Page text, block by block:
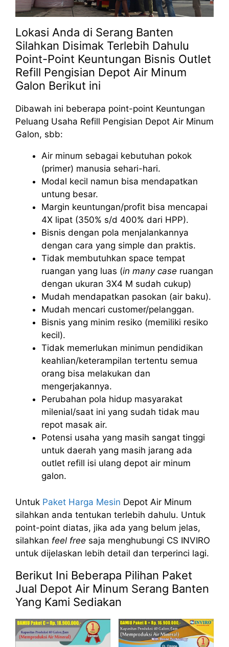
Lokasi Anda di Serang Banten
Silahkan Disimak Terlebih Dahulu
Point-Point Keuntungan Bisnis Outlet
Refill Pengisian Depot Air Minum
Galon Berikut ini
Dibawah ini beberapa point-point Keuntungan
Peluang Usaha Refill Pengisian Depot Air Minum
Galon, sbb:
Air minum sebagai kebutuhan pokok
(primer) manusia sehari-hari.
Modal kecil namun bisa mendapatkan
untung besar.
Margin keuntungan/profit bisa mencapai
4X lipat (350% s/d 400% dari HPP).
Bisnis dengan pola menjalankannya
dengan cara yang simple dan praktis.
Tidak membutuhkan space tempat
ruangan yang luas (in many case ruangan
dengan ukuran 3X4 M sudah cukup)
Mudah mendapatkan pasokan (air baku).
Mudah mencari customer/pelanggan.
Bisnis yang minim resiko (memiliki resiko
kecil).
Tidak memerlukan minimun pendidikan
keahlian/keterampilan tertentu semua
orang bisa melakukan dan
mengerjakannya.
Perubahan pola hidup masyarakat
milenial/saat ini yang sudah tidak mau
repot masak air.
Potensi usaha yang masih sangat tinggi
untuk daerah yang masih jarang ada
outlet refill isi ulang depot air minum
galon.
Untuk Paket Harga Mesin Depot Air Minum
silahkan anda tentukan terlebih dahulu. Untuk
point-point diatas, jika ada yang belum jelas,
silahkan feel free saja menghubungi CS INVIRO
untuk dijelaskan lebih detail dan terperinci lagi.
Berikut Ini Beberapa Pilihan Paket
Jual Depot Air Minum Serang Banten
Yang Kami Sediakan